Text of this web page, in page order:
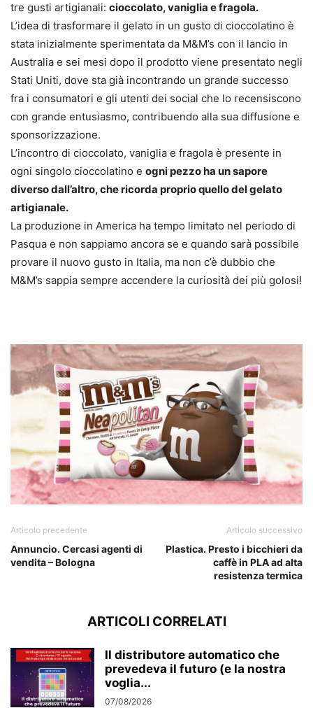
tre gusti artigianali: cioccolato, vaniglia e fragola.
L’idea di trasformare il gelato in un gusto di cioccolatino è
stata inizialmente sperimentata da M&M’s con il lancio in
Australia e sei mesi dopo il prodotto viene presentato negli
Stati Uniti, dove sta già incontrando un grande successo
fra i consumatori e gli utenti dei social che lo recensiscono
con grande entusiasmo, contribuendo alla sua diffusione e
sponsorizzazione.
L’incontro di cioccolato, vaniglia e fragola è presente in
ogni singolo cioccolatino e ogni pezzo ha un sapore
diverso dall’altro, che ricorda proprio quello del gelato
artigianale.
La produzione in America ha tempo limitato nel periodo di
Pasqua e non sappiamo ancora se e quando sarà possibile
provare il nuovo gusto in Italia, ma non c’è dubbio che
M&M’s sappia sempre accendere la curiosità dei più golosi!
Articolo precedente
Annuncio. Cercasi agenti di
vendita – Bologna
Articolo successivo
Plastica. Presto i bicchieri da
caffè in PLA ad alta
resistenza termica
ARTICOLI CORRELATI
Il distributore automatico che
prevedeva il futuro (e la nostra
voglia...
07/08/2026